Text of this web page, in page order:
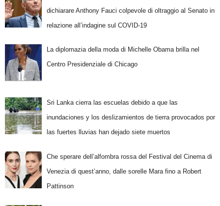
dichiarare Anthony Fauci colpevole di oltraggio al Senato in
relazione all’indagine sul COVID-19
La diplomazia della moda di Michelle Obama brilla nel
Centro Presidenziale di Chicago
Sri Lanka cierra las escuelas debido a que las
inundaciones y los deslizamientos de tierra provocados por
las fuertes lluvias han dejado siete muertos
Che sperare dell’alfombra rossa del Festival del Cinema di
Venezia di quest’anno, dalle sorelle Mara fino a Robert
Pattinson